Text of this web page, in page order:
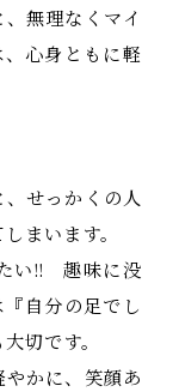
無理なくマイ
心身ともに軽
せっかくの人
まいます。
い!! 趣味に没
自分の足でし
切です。
かに、笑顔あ